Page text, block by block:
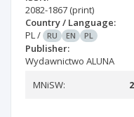
2082-1867 (print)
Country / Language:
PL/ RU EN PL
Publisher:
Wydawnictwo ALUNA
MNiSW: